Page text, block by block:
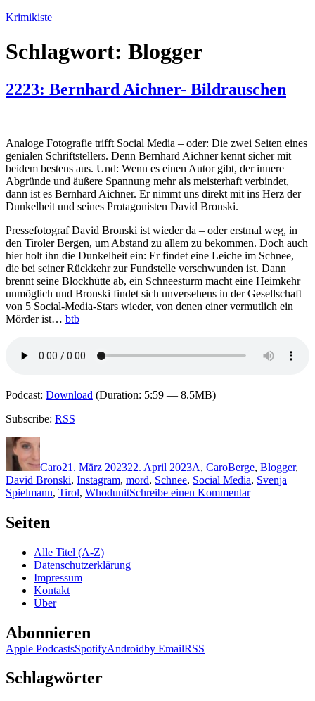
Zum
springen
Krimikiste
Schlagwort: Blogger
2223: Bernhard Aichner- Bildrauschen
Analoge Fotografie trifft Social Media – oder: Die zwei Seiten eines
genialen Schriftstellers. Denn Bernhard Aichner kennt sicher mit
beidem bestens aus. Und: Wenn es einen Autor gibt, der innere
Abgründe und äußere Spannung mehr als meisterhaft verbindet,
dann ist es Bernhard Aichner. Er nimmt uns direkt mit ins Herz der
Dunkelheit und seines Protagonisten David Bronski.
Pressefotograf David Bronski ist wieder da – oder erstmal weg, in
den Tiroler Bergen, um Abstand zu allem zu bekommen. Doch auch
hier holt ihn die Dunkelheit ein: Er findet eine Leiche im Schnee,
die bei seiner Rückkehr zur Fundstelle verschwunden ist. Dann
brennt seine Blockhütte ab, ein Schneesturm macht eine Heimkehr
unmöglich und Bronski findet sich unversehens in der Gesellschaft
von 5 Social-Media-Stars wieder, von denen einer vermutlich ein
Mörder ist… btb
Podcast: Download (Duration: 5:59 — 8.5MB)
Subscribe: RSS
Autor
Caro21. März 202322. April 2023A, CaroBerge, Blogger,
David Bronski, Instagram, mord, Schnee, Social Media, Svenja
Spielmann, Tirol, WhodunitSchreibe einen Kommentarzu
Seiten
Alle Titel (A-Z)
Datenschutzerklärung
Impressum
Kontakt
Über
Abonnieren
Apple PodcastsSpotifyAndroidby EmailRSS
Schlagwörter